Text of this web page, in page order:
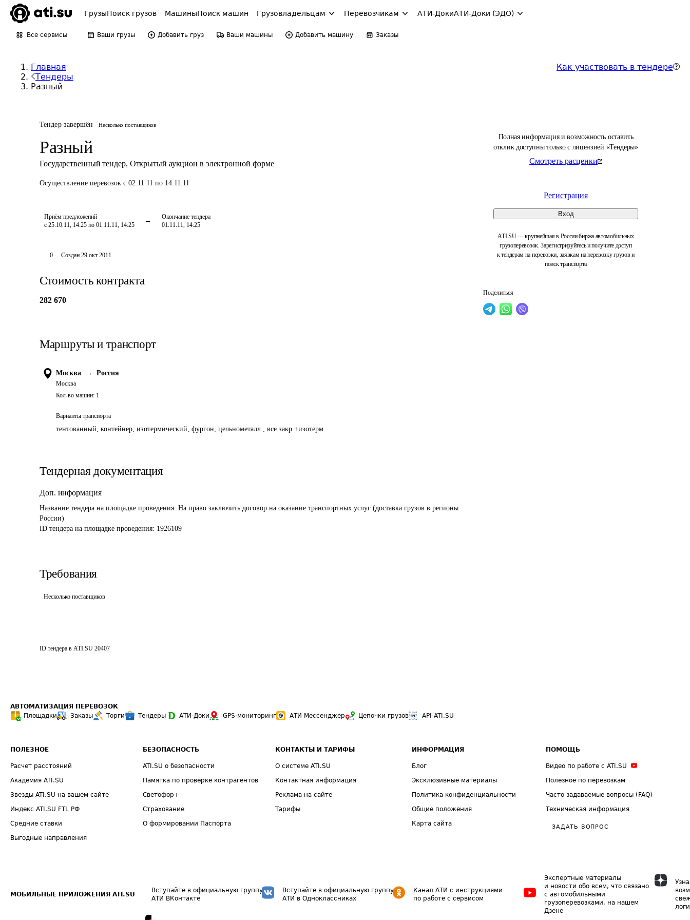
ГрузыПоиск грузов МашиныПоиск машин Грузовладельцам Перевозчикам АТИ-ДокиАТИ-Доки (ЭДО)
Все сервисы Ваши грузы Добавить груз Ваши машины Добавить машину Заказы
Главная
Тендеры
Разный
Как участвовать в тендере
Тендер завершён Несколько поставщиков
Разный
Государственный тендер, Открытый аукцион в электронной форме
Осуществление перевозок с 02.11.11 по 14.11.11
Приём предложений
с 25.10.11, 14:25 по 01.11.11, 14:25
Окончание тендера
01.11.11, 14:25
Полная информация и возможность оставить
отклик доступны только с лицензией «Тендеры»
Смотреть расценки
Регистрация
Вход
ATI.SU — крупнейшая в России биржа автомобильных
грузоперевозок. Зарегистрируйтесь и получите доступ
к тендерам на перевозки, заявкам на перевозку грузов и
поиск транспорта
Поделиться
0 Создан 29 окт 2011
Стоимость контракта
282 670
Маршруты и транспорт
Москва →
Москва
Россия
Кол-во машин: 1
Варианты транспорта
тентованный, контейнер, изотермический, фургон, цельнометалл., все закр.+изотерм
Тендерная документация
Доп. информация
Название тендера на площадке проведения: На право заключить договор на оказание транспортных услуг (доставка грузов в регионы
России)
ID тендера на площадке проведения: 1926109
Требования
Несколько поставщиков
ID тендера в ATI.SU 20407
АВТОМАТИЗАЦИЯ ПЕРЕВОЗОК
Площадки
Заказы Торги Тендеры АТИ-Доки GPS-мониторинг АТИ Мессенджер Цепочки грузов API ATI.SU
ПОЛЕЗНОЕ
Расчет расстояний
Академия ATI.SU
Звезды ATI.SU на вашем сайте
Индекс ATI.SU FTL РФ
Средние ставки
Выгодные направления
БЕЗОПАСНОСТЬ
ATI.SU о безопасности
Памятка по проверке контрагентов
Светофор+
Страхование
О формировании Паспорта
КОНТАКТЫ И ТАРИФЫ
О системе ATI.SU
Контактная информация
Реклама на сайте
Тарифы
ИНФОРМАЦИЯ
Блог
Эксклюзивные материалы
Политика конфиденциальности
Общие положения
Карта сайта
ПОМОЩЬ
Видео по работе с ATI.SU
Полезное по перевозкам
Часто задаваемые вопросы (FAQ)
Техническая информация
ЗАДАТЬ ВОПРОС
МОБИЛЬНЫЕ ПРИЛОЖЕНИЯ ATI.SU
Вступайте в официальную группу
АТИ ВКонтакте
Вступайте в официальную группу
АТИ в Одноклассниках
Канал АТИ с инструкциями
по работе с сервисом
Экспертные материалы
и новости обо всем, что связано
с автомобильными
грузоперевозками, на нашем
Дзене